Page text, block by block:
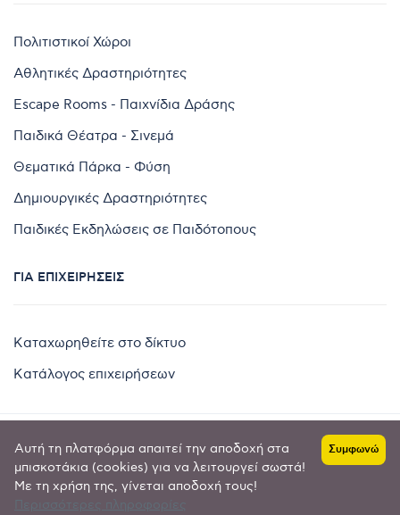
Πολιτιστικοί Χώροι
Αθλητικές Δραστηριότητες
Escape Rooms - Παιχνίδια Δράσης
Παιδικά Θέατρα - Σινεμά
Θεματικά Πάρκα - Φύση
Δημιουργικές Δραστηριότητες
Παιδικές Εκδηλώσεις σε Παιδότοπους
ΓΙΑ ΕΠΙΧΕΙΡΉΣΕΙΣ
Καταχωρηθείτε στο δίκτυο
Κατάλογος επιχειρήσεων
Copyright © 2024 by
Goldensites
Αυτή τη πλατφόρμα απαιτεί την αποδοχή στα
μπισκοτάκια (cookies) για να λειτουργεί σωστά!
Με τη χρήση της, γίνεται αποδοχή τους!
Συμφωνώ